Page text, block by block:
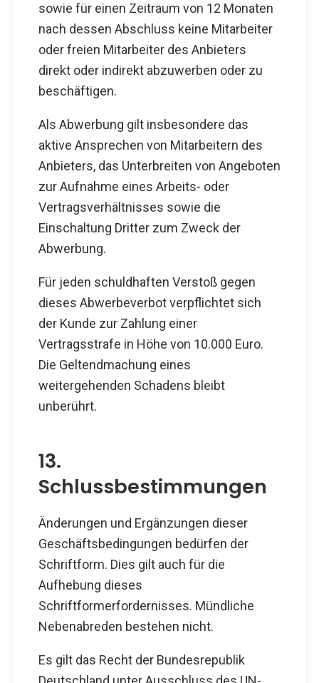
sowie für einen Zeitraum von 12 Monaten
nach dessen Abschluss keine Mitarbeiter
oder freien Mitarbeiter des Anbieters
direkt oder indirekt abzuwerben oder zu
beschäftigen.
Als Abwerbung gilt insbesondere das
aktive Ansprechen von Mitarbeitern des
Anbieters, das Unterbreiten von Angeboten
zur Aufnahme eines Arbeits- oder
Vertragsverhältnisses sowie die
Einschaltung Dritter zum Zweck der
Abwerbung.
Für jeden schuldhaften Verstoß gegen
dieses Abwerbeverbot verpflichtet sich
der Kunde zur Zahlung einer
Vertragsstrafe in Höhe von 10.000 Euro.
Die Geltendmachung eines
weitergehenden Schadens bleibt
unberührt.
13.
Schlussbestimmungen
Änderungen und Ergänzungen dieser
Geschäftsbedingungen bedürfen der
Schriftform. Dies gilt auch für die
Aufhebung dieses
Schriftformerfordernisses. Mündliche
Nebenabreden bestehen nicht.
Es gilt das Recht der Bundesrepublik